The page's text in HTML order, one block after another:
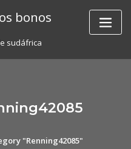
bonos
sudáfrica
"Renning42085"